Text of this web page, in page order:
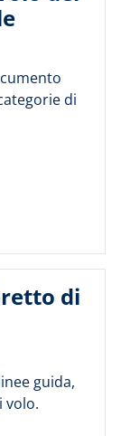
di
di
guida,
volo.